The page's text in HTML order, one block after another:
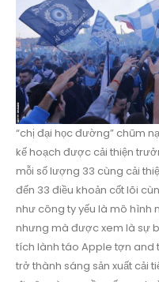
“chị đại học đường” chũm
kế hoạch được cải thiện
mỗi số lượng 33 cùng cải
đến 33 điều khoản cốt lõi
như công ty yếu là mô hình
nhưng mà được xem là sự
tích lành táo Apple tợn and
trở thành sáng sản xuất cải